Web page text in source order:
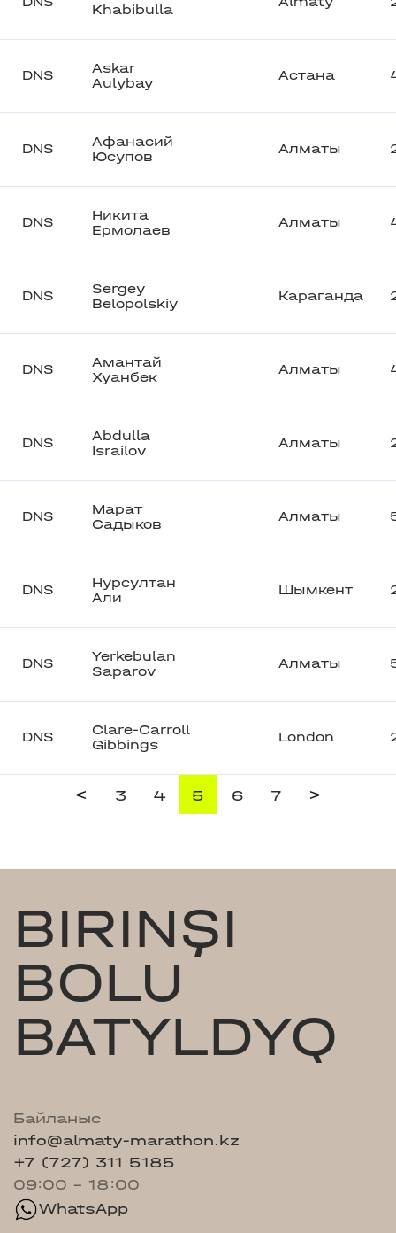
Khabibulla
DNS
Askar
Aulybay
Астана
DNS
Афанасий
Юсупов
Алматы
DNS
Никита
Ермолаев
Алматы
DNS
Sergey
Belopolskiy
Караганда
DNS
Амантай
Хуанбек
Алматы
DNS
Abdulla
Israilov
Алматы
DNS
Марат
Садыков
Алматы
DNS
Нурсултан
Али
Шымкент
DNS
Yerkebulan
Saparov
Алматы
DNS
Clare-Carroll
Gibbings
London
< 3 4 5 6 7 >
BIRINŞI
BOLU
BATYLDYQ
Байланыс
info@almaty-marathon.kz
+7 (727) 311 5185
09:00 - 18:00
WhatsApp